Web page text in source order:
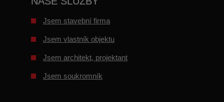
Jsem stavební firma
Jsem vlastník objektu
Jsem architekt, projektant
Jsem soukromník